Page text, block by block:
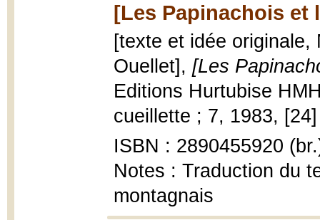
[Les Papinachois et
[texte et idée
Ouellet], [Les
Editions Hurtubise
cueillette ; 7, 1983,
ISBN : 2890455920
Notes : Traduction du
montagnais